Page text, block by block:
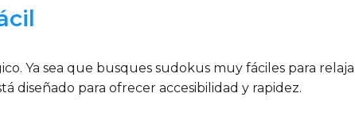
Ya sea que busques sudokus muy fáciles para
diseñado para ofrecer accesibilidad y rapidez.